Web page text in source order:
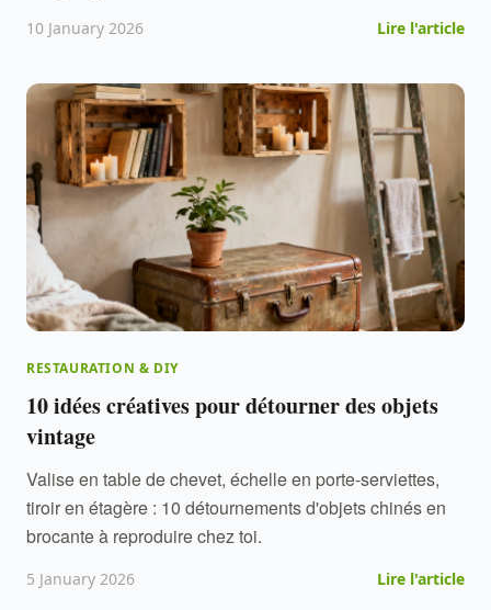
10 January 2026 Lire l'article
RESTAURATION & DIY
10 idées créatives pour détourner des objets
vintage
Valise en table de chevet, échelle en porte-serviettes,
tiroir en étagère : 10 détournements d'objets chinés en
brocante à reproduire chez toi.
5 January 2026 Lire l'article